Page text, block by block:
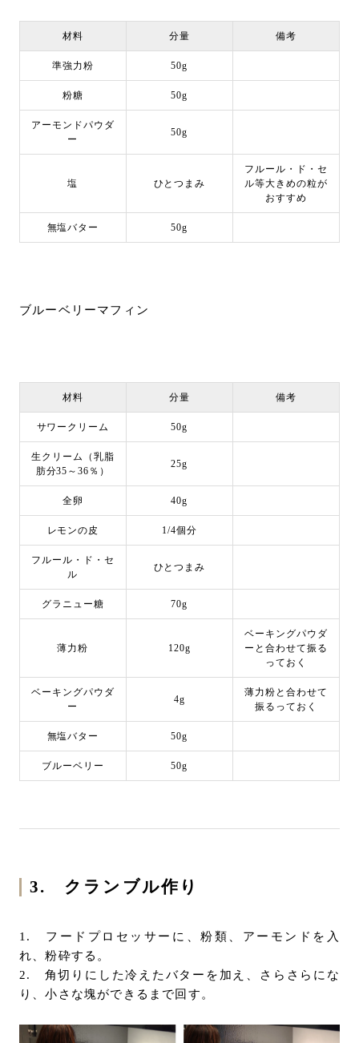
材料 分量 備考
準強力粉 50g
粉糖 50g
アーモンドパウダ
ー
50g
塩 ひとつまみ
フルール・ド・セ
ル等大きめの粒が
おすすめ
無塩バター 50g
ブルーベリーマフィン
材料 分量 備考
サワークリーム 50g
生クリーム（乳脂
肪分35～36％）
25g
全卵 40g
レモンの皮 1/4個分
フルール・ド・セ
ル
ひとつまみ
グラニュー糖 70g
薄力粉 120g
ベーキングパウダ
ーと合わせて振る
っておく
ベーキングパウダ
ー
4g
薄力粉と合わせて
振るっておく
無塩バター 50g
ブルーベリー 50g
3. クランブル作り
1. フードプロセッサーに、粉類、アーモンドを入
れ、粉砕する。
2. 角切りにした冷えたバターを加え、さらさらにな
り、小さな塊ができるまで回す。